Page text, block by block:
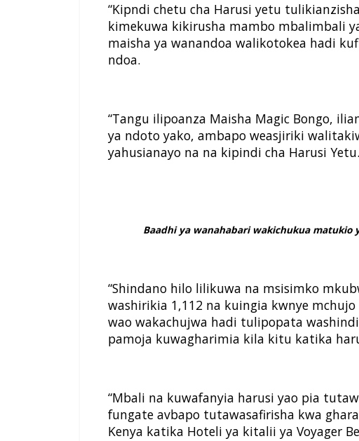
“Kipndi chetu cha Harusi yetu
kimekuwa kikirusha mambo mbalimbali
maisha ya wanandoa walikotokea hadi
ndoa.
“Tangu ilipoanza Maisha Magic Bongo,
ya ndoto yako, ambapo weasjiriki
yahusianayo na na kipindi cha Harusi Yetu.
Baadhi ya wanahabari wakichukua matukio
“Shindano hilo lilikuwa na msisimko
washirikia 1,112 na kuingia kwnye
wao wakachujwa hadi tulipopata
pamoja kuwagharimia kila kitu katika
“Mbali na kuwafanyia harusi yao pia
fungate avbapo tutawasafirisha kwa
Kenya katika Hoteli ya kitalii ya Voyager